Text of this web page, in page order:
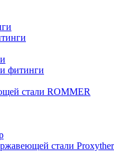
фитинги
стали ROMMER
стали